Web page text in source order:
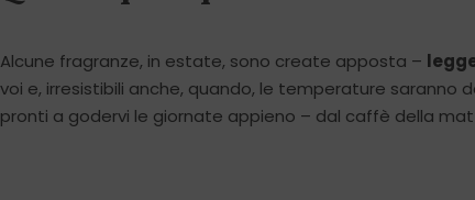
Alcune fragranze, in estate, sono create apposta –
voi e, irresistibili anche, quando, le temperature
pronti a godervi le giornate appieno – dal caffè della